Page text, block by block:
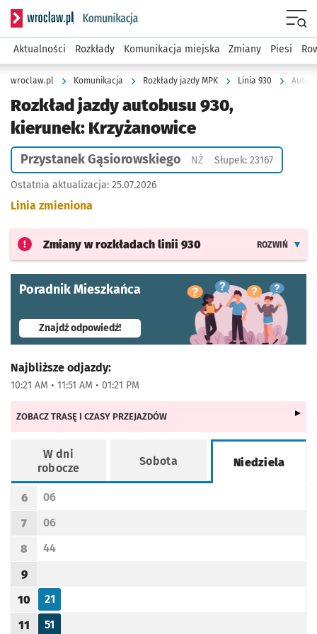
Serwis informacyjny wroclaw.pl podserwis: Komunikacja
Aktualności Rozkłady Komunikacja miejska Zmiany Piesi
wroclaw.pl Komunikacja Rozkłady jazdy MPK Linia 930
Rozkład jazdy autobusu 930,
kierunek: Krzyżanowice
Przystanek Gąsiorowskiego NŻPrzystanek na życzenie
Słupek: 23167
Ostatnia aktualizacja: 25.07.2026
Linia zmieniona
Zmiany w rozkładach linii 930 ROZWIŃ
Poradnik Mieszkańca
Znajdź odpowiedź!- otworzy się w nowej karcie
Najbliższe odjazdy:
10:21 AM • 11:51 AM • 01:21 PM
ZOBACZ TRASĘ I CZASY PRZEJAZDÓW
W dni
robocze
Sobota Niedziela
Rozkład jazdy -
Godzina odjazdu
6
Odjazd
06
minut po godzinie 6
Godzina odjazdu
7
Odjazd
06
minut po godzinie 7
Godzina odjazdu
8
Odjazd
44
minut po godzinie 8
Godzina odjazdu
9
Godzina odjazdu
10
Odjazd
21
minut po godzinie 10
11 51